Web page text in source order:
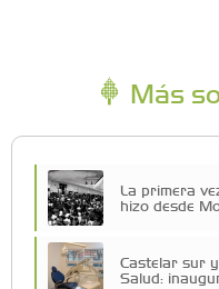
Más
La primera
hizo desde
Castelar sur
Salud: